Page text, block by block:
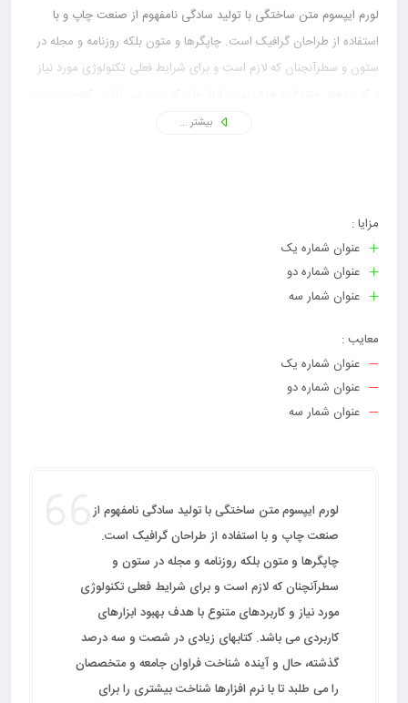
لورم ایپسوم متن ساختگی با تولید سادگی نامفهوم از صنعت چاپ و با
استفاده از طراحان گرافیک است. چاپگرها و متون بلکه روزنامه و مجله در
ستون و سطرآنچنان که لازم است و برای شرایط فعلی تکنولوژی مورد نیاز
در شصت و سه درصد گذشته، حال و آینده شناخت فراوان جامعه و
لورم ایپسوم متن ساختگی با تولید سادگی نامفهوم از صنعت چاپ و با
استفاده از طراحان گرافیک است. چاپگرها و متون بلکه روزنامه و مجله در
ستون و سطرآنچنان که لازم است و برای شرایط فعلی تکنولوژی مورد نیاز
و کاربردهای متنوع با هدف بهبود ابزارهای کاربردی می باشد. کتابهای زیادی
در شصت و سه درصد گذشته، حال و آینده شناخت فراوان جامعه و
متخصصان را می طلبد تا با نرم افزارها شناخت بیشتری را برای طراحان
رایانه ای علی الخصوص طراحان خلاقی و فرهنگ پیشرو در زبان فارسی
ایجاد کرد.
بیشتر ...
مزایا :
عنوان شماره یک
عنوان شماره دو
عنوان شمار سه
معایب :
عنوان شماره یک
عنوان شماره دو
عنوان شمار سه
لورم ایپسوم متن ساختگی با تولید سادگی نامفهوم از
صنعت چاپ و با استفاده از طراحان گرافیک است.
چاپگرها و متون بلکه روزنامه و مجله در ستون و
سطرآنچنان که لازم است و برای شرایط فعلی تکنولوژی
مورد نیاز و کاربردهای متنوع با هدف بهبود ابزارهای
کاربردی می باشد. کتابهای زیادی در شصت و سه درصد
گذشته، حال و آینده شناخت فراوان جامعه و متخصصان
را می طلبد تا با نرم افزارها شناخت بیشتری را برای